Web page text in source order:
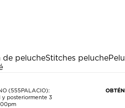
de pelucheStitches peluche
(555PALACIO):
y posteriormente 3